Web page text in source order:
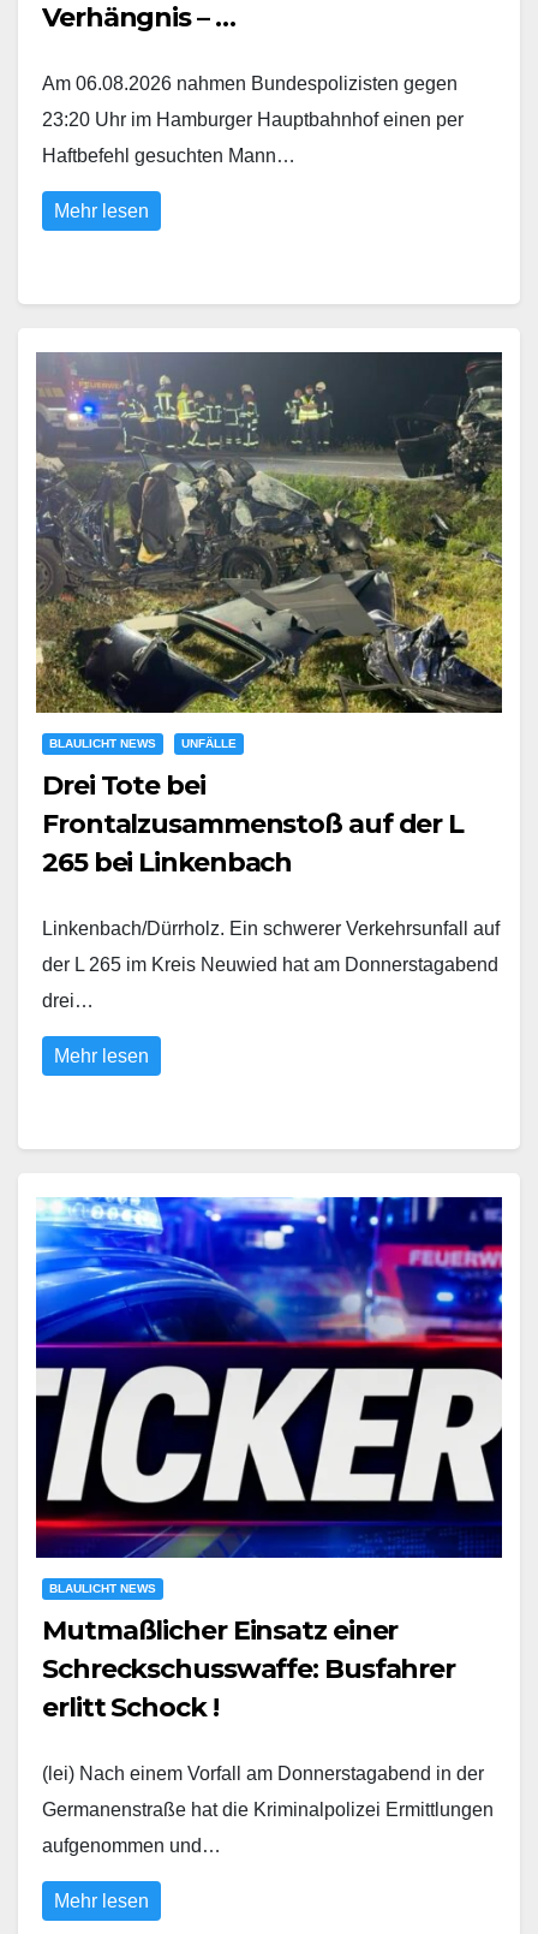
Verhängnis – …
Am 06.08.2026 nahmen Bundespolizisten gegen
23:20 Uhr im Hamburger Hauptbahnhof einen per
Haftbefehl gesuchten Mann…
Mehr lesen
BLAULICHT NEWS UNFÄLLE
Drei Tote bei
Frontalzusammenstoß auf der L
265 bei Linkenbach
Linkenbach/Dürrholz. Ein schwerer Verkehrsunfall auf
der L 265 im Kreis Neuwied hat am Donnerstagabend
drei…
Mehr lesen
BLAULICHT NEWS
Mutmaßlicher Einsatz einer
Schreckschusswaffe: Busfahrer
erlitt Schock !
(lei) Nach einem Vorfall am Donnerstagabend in der
Germanenstraße hat die Kriminalpolizei Ermittlungen
aufgenommen und…
Mehr lesen